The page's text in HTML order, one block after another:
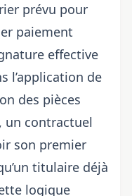
prévu pour
paiement
effective
l’application de
des pièces
un contractuel
son premier
titulaire déjà
logique